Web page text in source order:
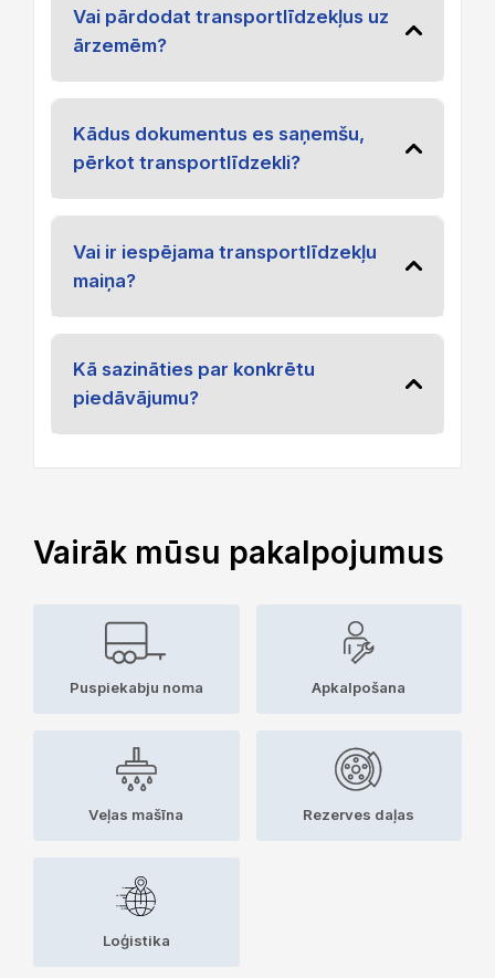
Vai pārdodat transportlīdzekļus uz
ārzemēm?
Kādus dokumentus es saņemšu,
pērkot transportlīdzekli?
Vai ir iespējama transportlīdzekļu
maiņa?
Kā sazināties par konkrētu
piedāvājumu?
Vairāk mūsu pakalpojumus
Puspiekabju noma Apkalpošana
Veļas mašīna Rezerves daļas
Loģistika